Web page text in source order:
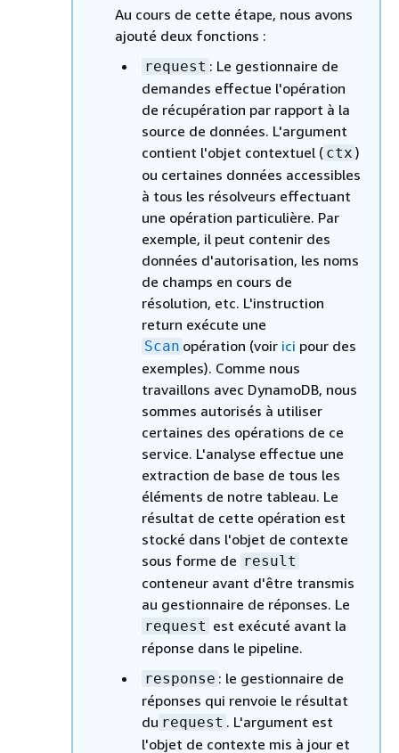
Au cours de cette étape, nous avons
ajouté deux fonctions :
request : Le gestionnaire de
demandes effectue l'opération
de récupération par rapport à la
source de données. L'argument
contient l'objet contextuel ( ctx )
ou certaines données accessibles
à tous les résolveurs effectuant
une opération particulière. Par
exemple, il peut contenir des
données d'autorisation, les noms
de champs en cours de
résolution, etc. L'instruction
return exécute une
Scan opération (voir ici pour des
exemples). Comme nous
travaillons avec DynamoDB, nous
sommes autorisés à utiliser
certaines des opérations de ce
service. L'analyse effectue une
extraction de base de tous les
éléments de notre tableau. Le
résultat de cette opération est
stocké dans l'objet de contexte
sous forme de result
conteneur avant d'être transmis
au gestionnaire de réponses. Le
request est exécuté avant la
réponse dans le pipeline.
response : le gestionnaire de
réponses qui renvoie le résultat
du request . L'argument est
l'objet de contexte mis à jour et